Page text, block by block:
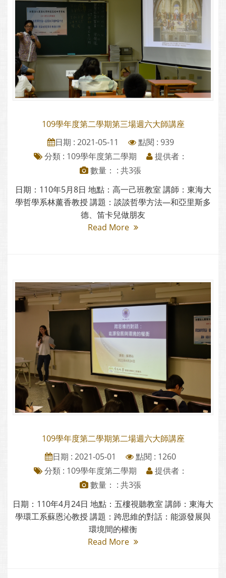
109學年度第二學期第三場週六大師講座
日期 : 2021-05-11
點閱 : 939
分類 : 109學年度第二學期
提供者：
數量： : 共3張
日期：110年5月8日 地點：高一己班教室 講師：東海大
學哲學系林薰香教授 講題：談談哲學方法—和亞里斯多
德、笛卡兒做朋友
Read More
109學年度第二學期第二場週六大師講座
日期 : 2021-05-01
點閱 : 1260
分類 : 109學年度第二學期
提供者：
數量： : 共3張
日期：110年4月24日 地點：五樓視聽教室 講師：東海大
學環工系蘇恩沁教授 講題：跨思維的對話：能源發展與
環境間的權衡
Read More